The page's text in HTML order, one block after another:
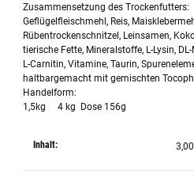
Zusammensetzung des Trockenfutters:
Geflügelfleischmehl, Reis,
Rübentrockenschnitzel, Leinsamen,
tierische Fette, Mineralstoffe, L-Lysin,
L-Carnitin, Vitamine, Taurin,
haltbargemacht mit gemischten
Handelform:
1,5kg 4 kg Dose 156g
Inhalt: